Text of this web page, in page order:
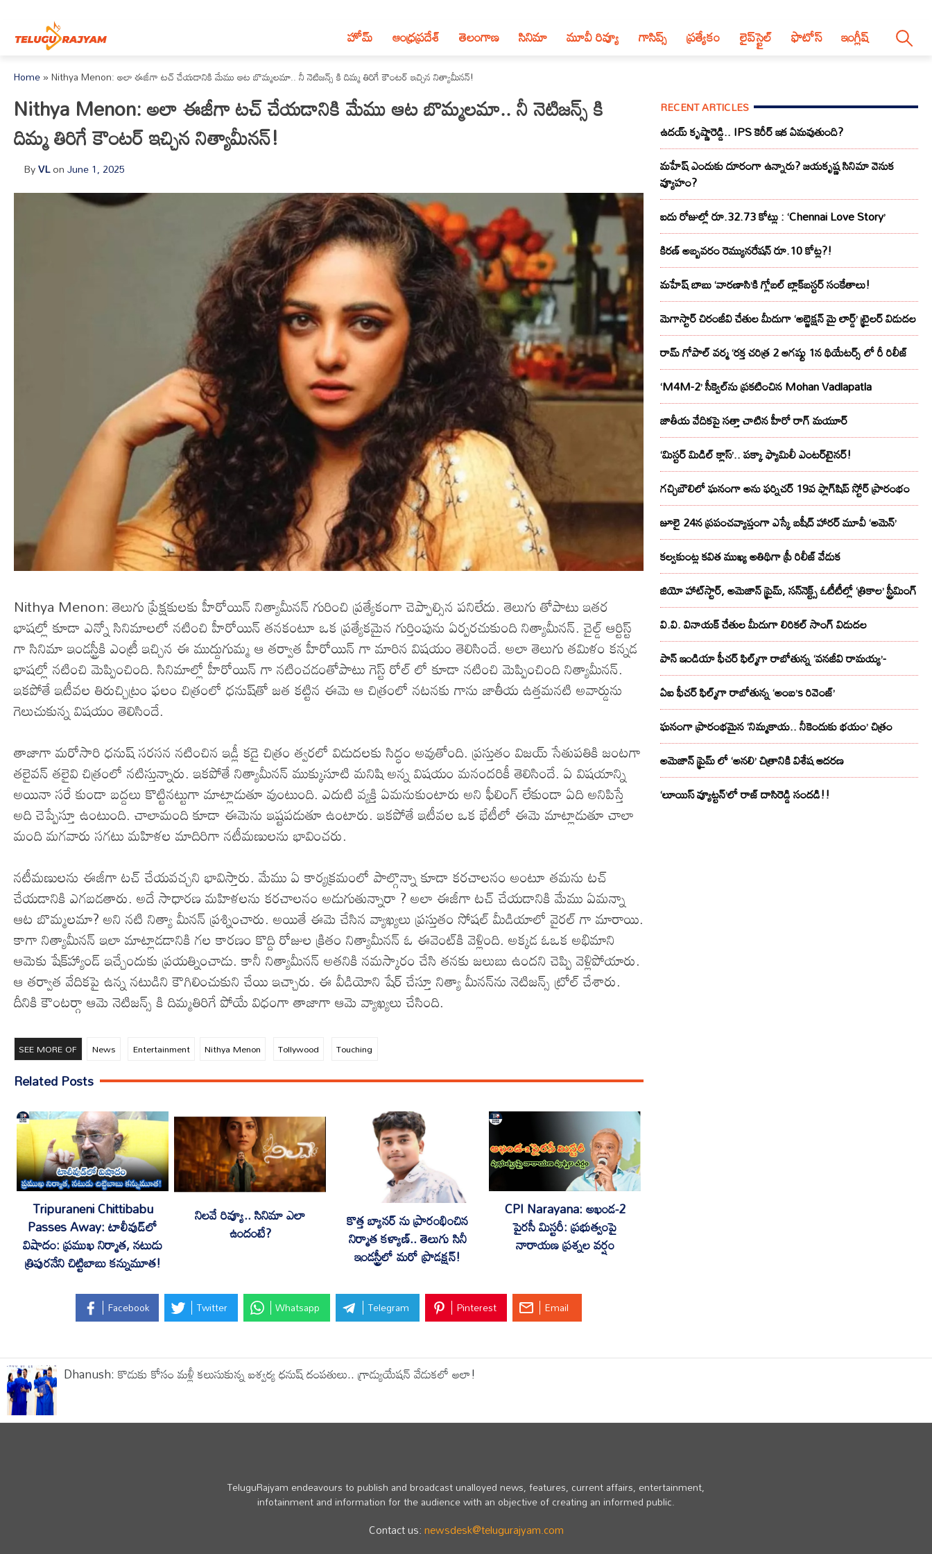
హోమ్ ఆంధ్ర‌ప్ర‌దేశ్‌ తెలంగాణ‌ సినిమా మూవీ రివ్యూ గాసిప్స్ ప్రత్యేకం లైప్‌స్టైల్‌ ఫొటోస్ ఇంగ్లీష్
Home»Nithya Menon: అలా ఈజీగా టచ్ చేయడానికి మేము ఆట బొమ్మలమా.. నీ నెటిజన్స్ కి దిమ్మ తిరిగే కౌంటర్ ఇచ్చిన నిత్యామీనన్!
Nithya Menon: అలా ఈజీగా టచ్ చేయడానికి మేము ఆట బొమ్మలమా.. నీ నెటిజన్స్ కి
దిమ్మ తిరిగే కౌంటర్ ఇచ్చిన నిత్యామీనన్!
ByVLonJune 1, 2025
Nithya Menon: తెలుగు ప్రేక్షకులకు హీరోయిన్ నిత్యామీనన్ గురించి ప్రత్యేకంగా చెప్పాల్సిన పనిలేదు. తెలుగు తోపాటు ఇతర
భాషల్లో కూడా ఎన్నో సినిమాలలో నటించి హీరోయిన్ తనకంటూ ఒక ప్రత్యేకమైన గుర్తింపును ఏర్పరచుకుంది నిత్యామీనన్. చైల్డ్ ఆర్టిస్ట్
గా సినిమా ఇండస్ట్రీకి ఎంట్రీ ఇచ్చిన ఈ ముద్దుగుమ్మ ఆ తర్వాత హీరోయిన్ గా మారిన విషయం తెలిసిందే. అలా తెలుగు తమిళం కన్నడ
భాషల్లో నటించి మెప్పించింది. సినిమాల్లో హీరోయిన్ గా నటించడంతోపాటు గెస్ట్ రోల్ లో కూడా నటించి మెప్పించింది నిత్యామీనన్.
ఇకపోతే ఇటీవల తిరుచ్చిట్రం ఫలం చిత్రంలో ధనుష్‌తో జత కట్టిన ఈమె ఆ చిత్రంలో నటనకు గాను జాతీయ ఉత్తమనటి అవార్డును
గెలుచుకున్న విషయం తెలిసిందే.
తాజాగా మరోసారి ధనుష్‌ సరసన నటించిన ఇడ్లీ కడై చిత్రం త్వరలో విడుదలకు సిద్ధం అవుతోంది. ప్రస్తుతం విజయ్‌ సేతుపతికి జంటగా
తలైవన్‌ తలైవి చిత్రంలో నటిస్తున్నారు. ఇకపోతే నిత్యామీనన్ ముక్కుసూటి మనిషి అన్న విషయం మనందరికీ తెలిసిందే. ఏ విషయాన్ని
అయినా సరే కుండా బద్దలు కొట్టినట్టుగా మాట్లాడుతూ వుంటుంది. ఎదుటి వ్యక్తి ఏమనుకుంటారు అని ఫీలింగ్ లేకుండా ఏది అనిపిస్తే
అది చెప్పేస్తూ ఉంటుంది. చాలామంది కూడా ఈమెను ఇష్టపడుతూ ఉంటారు. ఇకపోతే ఇటీవల ఒక భేటీలో ఈమె మాట్లాడుతూ చాలా
మంది మగవారు సగటు మహిళల మాదిరిగా నటీమణులను భావించరు.
నటీమణులను ఈజీగా టచ్‌ చేయవచ్చని భావిస్తారు. మేము ఏ కార్యక్రమంలో పాల్గొన్నా కూడా కరచాలనం అంటూ తమను టచ్‌
చేయడానికి ఎగబడతారు. అదే సాధారణ మహిళలను కరచాలనం అడుగుతున్నారా ? అలా ఈజీగా టచ్‌ చేయడానికి మేము ఏమన్నా
ఆట బొమ్మలమా? అని నటి నిత్యా మీనన్‌ ప్రశ్నించారు. అయితే ఈమె చేసిన వ్యాఖ్యలు ప్రస్తుతం సోషల్ మీడియాలో వైరల్‌ గా మారాయి.
కాగా నిత్యామీనన్ ఇలా మాట్లాడడానికి గల కారణం కొద్ది రోజుల క్రితం నిత్యామీనన్‌ ఓ ఈవెంట్‌కి వెళ్లింది. అక్కడ ఓఒక అభిమాని
ఆమెకు షేక్‌హ్యాండ్‌ ఇచ్చేందుకు ప్రయత్నించాడు. కానీ నిత్యామీనన్ అతనికి నమస్కారం చేసి తనకు జలుబు ఉందని చెప్పి వెళ్లిపోయారు.
ఆ తర్వాత వేదికపై ఉన్న నటుడిని కౌగిలించుకుని చేయి ఇచ్చారు. ఈ వీడియోని షేర్‌ చేస్తూ నిత్యా మీనన్‌ను నెటిజన్స్‌ ట్రోల్‌ చేశారు.
దీనికి కౌంటర్గా ఆమె నెటిజన్స్ కి దిమ్మతిరిగే పోయే విధంగా తాజాగా ఆమె వ్యాఖ్యలు చేసింది.
SEE MORE OF News Entertainment Nithya Menon Tollywood Touching
Related Posts
Tripuraneni Chittibabu
Passes Away: టాలీవుడ్‌లో
విషాదం: ప్రముఖ నిర్మాత, నటుడు
త్రిపురనేని చిట్టిబాబు కన్నుమూత!
నిలవే రివ్యూ.. సినిమా ఎలా
ఉందంటే?
కొత్త బ్యానర్ ను ప్రారంభించిన
నిర్మాత కళ్యాణ్.. తెలుగు సినీ
ఇండస్ట్రీలో మరో ప్రొడక్షన్!
CPI Narayana: అఖండ-2
పైరసీ మిస్టరీ: ప్రభుత్వంపై
నారాయణ ప్రశ్నల వర్షం
Facebook Twitter Whatsapp Telegram Pinterest Email
RECENT ARTICLES
ఉదయ్ కృష్ణారెడ్డి.. IPS కెరీర్ ఇక ఏమవుతుంది?
మహేష్ ఎందుకు దూరంగా ఉన్నారు? జయకృష్ణ సినిమా వెనుక
వ్యూహం?
ఐదు రోజుల్లో రూ.32.73 కోట్లు : ‘Chennai Love Story’
కిరణ్ అబ్బవరం రెమ్యునరేషన్ రూ.10 కోట్ల?!
మహేష్ బాబు ‘వారణాసి’కి గ్లోబల్ బ్లాక్‌బస్టర్ సంకేతాలు!
మెగాస్టార్ చిరంజీవి చేతుల మీదుగా ‘అబ్జెక్ష‌న్ మై లార్డ్‌’ ట్రైల‌ర్ విడుద‌ల
రామ్ గోపాల్ వర్మ ‘రక్త చరిత్ర 2 ఆగష్టు 1న థియేటర్స్ లో రీ రిలీజ్
‘M4M-2’ సీక్వెల్‌ను ప్రకటించిన Mohan Vadlapatla
జాతీయ వేదికపై సత్తా చాటిన హీరో రాగ్ మయూర్‌
‘మిస్టర్ మిడిల్ క్లాస్’.. పక్కా ఫ్యామిలీ ఎంటర్‌టైనర్!
గచ్చిబౌలిలో ఘనంగా అను ఫర్నిచర్ 19వ ఫ్లాగ్‌షిప్ స్టోర్ ప్రారంభం
జూలై 24న ప్రపంచవ్యాప్తంగా ఎస్కే బషీద్‌ హారర్ మూవీ ‘అమెన్’
కల్వకుంట్ల కవిత ముఖ్య అతిథిగా ప్రీ రిలీజ్ వేడుక
జియో హాట్‌స్టార్, అమెజాన్ ప్రైమ్, సన్‌నెక్ట్స్ ఓటీటీల్లో ‘త్రికాల’ స్ట్రీమింగ్
వి.వి. వినాయక్ చేతుల మీదుగా లిరికల్ సాంగ్ విడుదల
పాన్ ఇండియా ఫీచర్ ఫిల్మ్‌గా రాబోతున్న ‘వనజీవి రామయ్య’-
ఏఐ ఫీచర్ ఫిల్మ్‌గా రాబోతున్న ‘అంబ’s రివెంజ్’
ఘనంగా ప్రారంభమైన ‘నిమ్మకాయ.. నీకెందుకు భయం’ చిత్రం
అమెజాన్ ప్రైమ్ లో ‘అనలి’ చిత్రానికి విశేష ఆదరణ
‘లూయిస్ వ్యూట్టన్’లో రాజ్ దాసిరెడ్డి సందడి!!
Dhanush: కొడుకు కోసం మళ్లీ కలుసుకున్న ఐశ్వర్య ధనుష్ దంపతులు.. గ్రాడ్యుయేషన్ వేడుకలో అలా!
TeluguRajyam endeavours to publish and broadcast unalloyed news, features, current affairs, entertainment,
infotainment and information for the audience with an objective of creating an informed public.
Contact us:newsdesk@telugurajyam.com